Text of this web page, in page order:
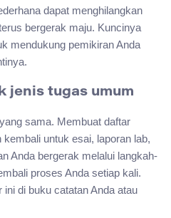
dapat menghilangkan
bergerak maju. Kuncinya
mendukung pemikiran Anda
jenis tugas umum
sama. Membuat daftar
untuk esai, laporan lab,
Anda bergerak melalui langkah-
proses Anda setiap kali.
di buku catatan Anda atau